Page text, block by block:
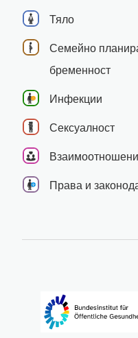
Тяло
Семейно
бременност
Инфекции
Сексуалност
Права и